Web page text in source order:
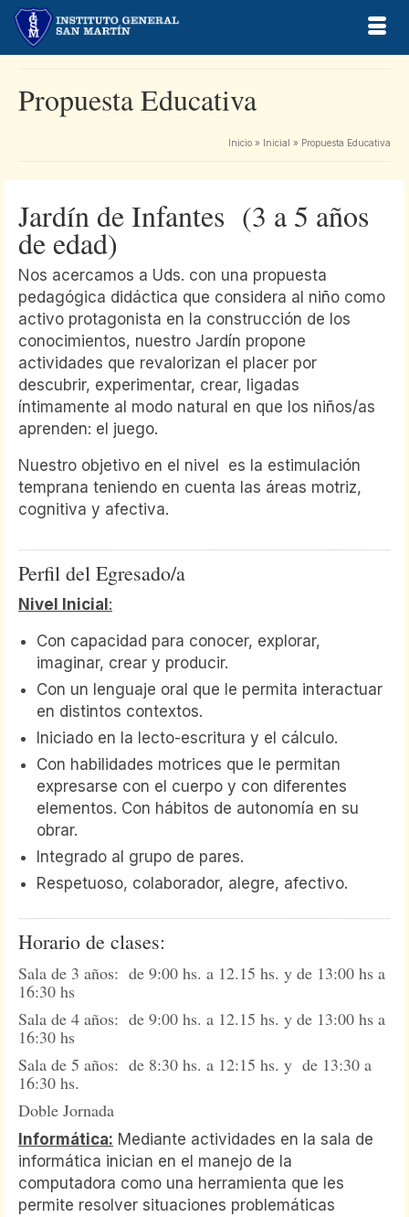
Propuesta Educativa
Inicio » Inicial » Propuesta Educativa
Jardín de Infantes (3 a 5 años
de edad)
Nos acercamos a Uds. con una propuesta
pedagógica didáctica que considera al niño como
activo protagonista en la construcción de los
conocimientos, nuestro Jardín propone
actividades que revalorizan el placer por
descubrir, experimentar, crear, ligadas
íntimamente al modo natural en que los niños/as
aprenden: el juego.
Nuestro objetivo en el nivel es la estimulación
temprana teniendo en cuenta las áreas motriz,
cognitiva y afectiva.
Perfil del Egresado/a
Nivel Inicial :
Con capacidad para conocer, explorar,
imaginar, crear y producir.
Con un lenguaje oral que le permita interactuar
en distintos contextos.
Iniciado en la lecto-escritura y el cálculo.
Con habilidades motrices que le permitan
expresarse con el cuerpo y con diferentes
elementos. Con hábitos de autonomía en su
obrar.
Integrado al grupo de pares.
Respetuoso, colaborador, alegre, afectivo.
Horario de clases:
Sala de 3 años: de 9:00 hs. a 12.15 hs. y de 13:00 hs a
16:30 hs
Sala de 4 años: de 9:00 hs. a 12.15 hs. y de 13:00 hs a
16:30 hs
Sala de 5 años: de 8:30 hs. a 12:15 hs. y de 13:30 a
16:30 hs.
Doble Jornada
Informática: Mediante actividades en la sala de
informática inician en el manejo de la
computadora como una herramienta que les
permite resolver situaciones problemáticas